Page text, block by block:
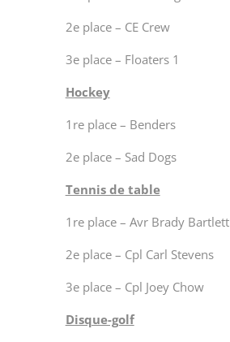
2eplace – CE Crew
3eplace – Floaters 1
Hockey
1 replace – Benders
2eplace – Sad Dogs
Tennis de table
1 replace – Avr Brady Bartlett
2eplace – Cpl Carl Stevens
3eplace – Cpl Joey Chow
Disque-golf